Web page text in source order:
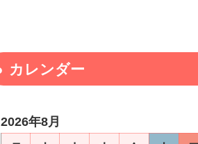
カレンダー
2026年8月